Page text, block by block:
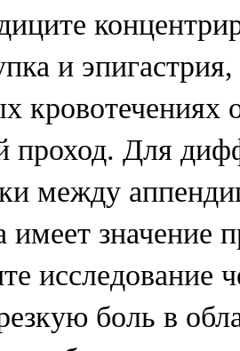
и
кровотечениях
проход. Для
между
имеет значение
исследование
боль в